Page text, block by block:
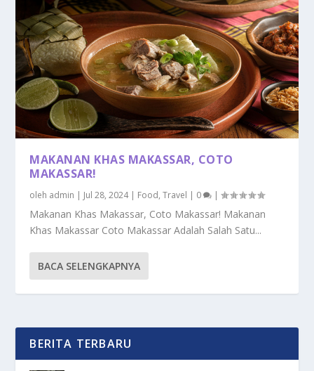
MAKANAN KHAS MAKASSAR, COTO
MAKASSAR!
oleh admin | Jul 28, 2024| Food,Travel | 0 |
Makanan Khas Makassar, Coto Makassar! Makanan
Khas Makassar Coto Makassar Adalah Salah Satu...
BACA SELENGKAPNYA
BERITA TERBARU